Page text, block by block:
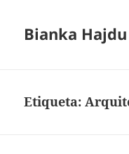
Bianka Hajdu
Etiqueta: